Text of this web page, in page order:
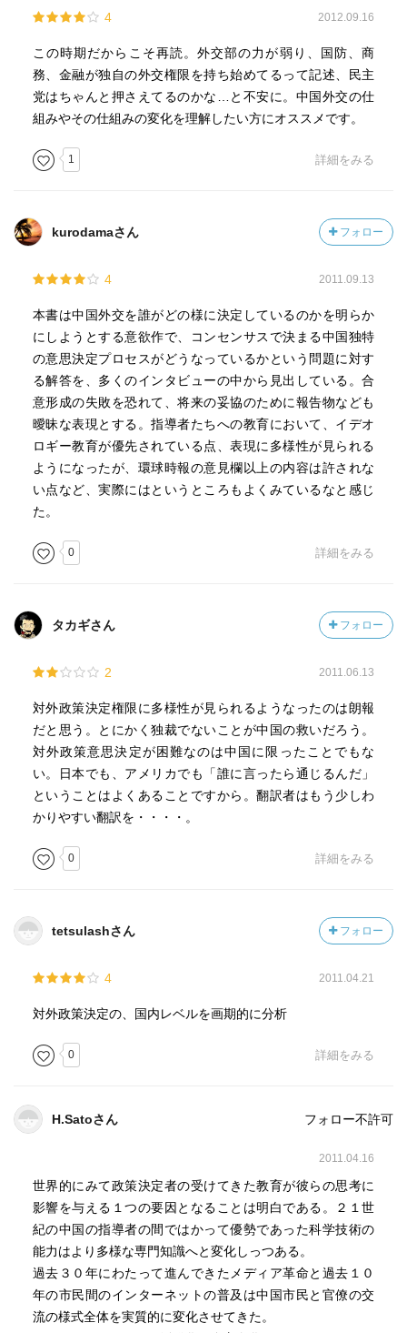
③海外で受ける教育
■周辺組織
与しているもの
●金融機関
●資源産業
●メディア
※中国は移民政策でアフリカへの進出を増加させている
■結論 中国の３つの動向
①対外政策形成における権限が細分化され、外交部はそ
の一部を分かちあうほどに、追いつめられている
②対外政策決定者が採用した中国の国際化へのアプロー
チが多様である
③中国は、その国益を守るため国際的な約束事のルール
作りをすることにより積極的になるべきだ、という広範な
でいて、その中で関与者が意思決定を図っていることが分
かる
流センターなどがあり、官僚を支援している
目次
まえがき
謝辞
日本語版への序文
略語
第３章 対外政策関与者の思考に影響する諸要因
第４章 周辺の関与者
事項索引
判型：文庫
2011年03月16日第1刷発行
4 2012.09.16
この時期だからこそ再読。外交部の力が弱り、国防、商
務、金融が独自の外交権限を持ち始めてるって記述、民主
党はちゃんと押さえてるのかな…と不安に。中国外交の仕
組みやその仕組みの変化を理解したい方にオススメです。
1 詳細をみる
kurodamaさん フォロー
4 2011.09.13
本書は中国外交を誰がどの様に決定しているのかを明らか
にしようとする意欲作で、コンセンサスで決まる中国独特
の意思決定プロセスがどうなっているかという問題に対す
る解答を、多くのインタビューの中から見出している。合
意形成の失敗を恐れて、将来の妥協のために報告物なども
曖昧な表現とする。指導者たちへの教育において、イデオ
ロギー教育が優先されている点、表現に多様性が見られる
ようになったが、環球時報の意見欄以上の内容は許されな
い点など、実際にはというところもよくみているなと感じ
た。
0 詳細をみる
タカギさん フォロー
2 2011.06.13
対外政策決定権限に多様性が見られるようなったのは朗報
だと思う。とにかく独裁でないことが中国の救いだろう。
対外政策意思決定が困難なのは中国に限ったことでもな
い。日本でも、アメリカでも「誰に言ったら通じるんだ」
ということはよくあることですから。翻訳者はもう少しわ
かりやすい翻訳を・・・・。
0 詳細をみる
tetsulashさん フォロー
4 2011.04.21
対外政策決定の、国内レベルを画期的に分析
0 詳細をみる
H.Satoさん フォロー不許可
2011.04.16
世界的にみて政策決定者の受けてきた教育が彼らの思考に
影響を与える１つの要因となることは明白である。２１世
紀の中国の指導者の間ではかって優勢であった科学技術の
能力はより多様な専門知識へと変化しっつある。
過去３０年にわたって進んできたメディア革命と過去１０
年の市民間のインターネットの普及は中国市民と官僚の交
流の様式全体を実質的に変化させてきた。